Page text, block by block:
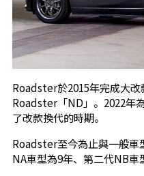
Roadster於2015年完成大
Roadster「ND」。2022年
了改款換代的時期。
Roadster至今為止與一般車
NA車型為9年、第二代NB車